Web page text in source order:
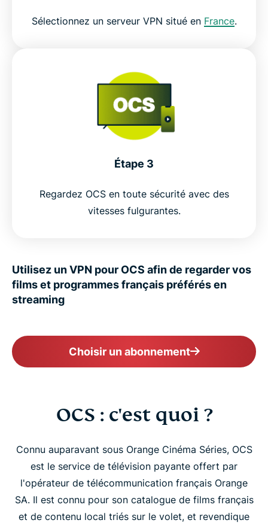
Sélectionnez un serveur VPN situé en France.
Étape 3
Regardez OCS en toute sécurité avec des
vitesses fulgurantes.
Utilisez un VPN pour OCS afin de regarder vos
films et programmes français préférés en
streaming
Choisir un abonnement
OCS : c'est quoi ?
Connu auparavant sous Orange Cinéma Séries, OCS
est le service de télévision payante offert par
l'opérateur de télécommunication français Orange
SA. Il est connu pour son catalogue de films français
et de contenu local triés sur le volet, et revendique